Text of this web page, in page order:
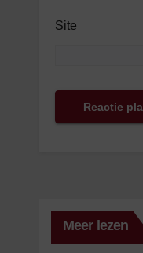
Site
Meer lezen